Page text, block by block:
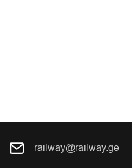
railway@railway.ge